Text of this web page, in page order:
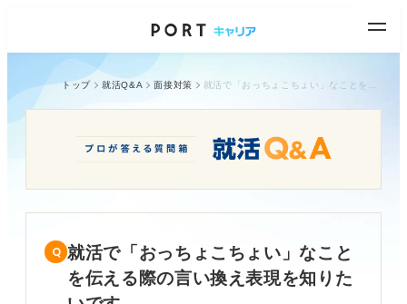
トップ 就活Q&A 面接対策
就活で「おっちょこちょい」なこと
を伝える際の言い換え表現を知りた